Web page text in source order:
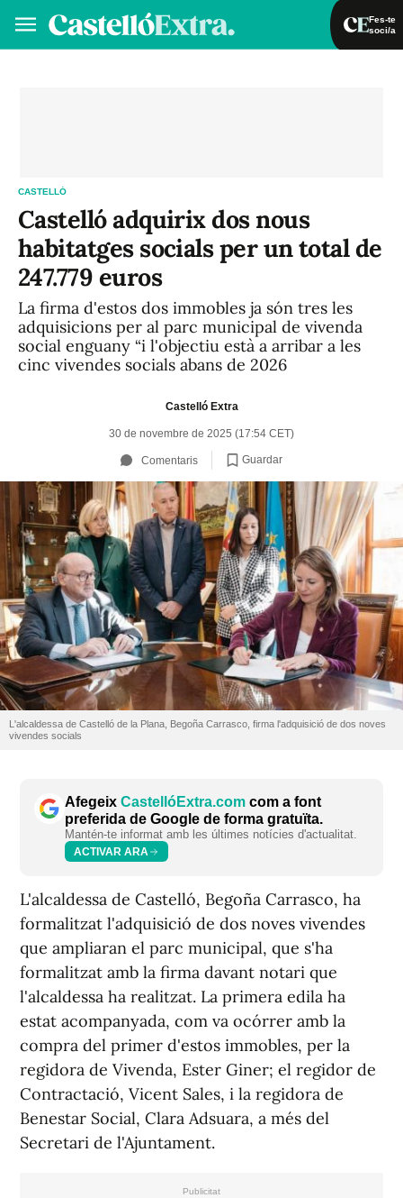
Fes-te
soci/a
CASTELLÓ
Castelló adquirix dos nous
habitatges socials per un total de
247.779 euros
La firma d'estos dos immobles ja són tres les
adquisicions per al parc municipal de vivenda
social enguany “i l'objectiu està a arribar a les
cinc vivendes socials abans de 2026
Castelló Extra
30 de novembre de 2025 (17:54 CET)
Comentaris Guardar
L'alcaldessa de Castelló de la Plana, Begoña Carrasco, firma l'adquisició de dos noves
vivendes socials
Afegeix CastellóExtra.com com a font
preferida de Google de forma gratuïta.
Mantén-te informat amb les últimes notícies d'actualitat.
ACTIVAR ARA
L'alcaldessa de Castelló, Begoña Carrasco, ha
formalitzat l'adquisició de dos noves vivendes
que ampliaran el parc municipal, que s'ha
formalitzat amb la firma davant notari que
l'alcaldessa ha realitzat. La primera edila ha
estat acompanyada, com va ocórrer amb la
compra del primer d'estos immobles, per la
regidora de Vivenda, Ester Giner; el regidor de
Contractació, Vicent Sales, i la regidora de
Benestar Social, Clara Adsuara, a més del
Secretari de l'Ajuntament.